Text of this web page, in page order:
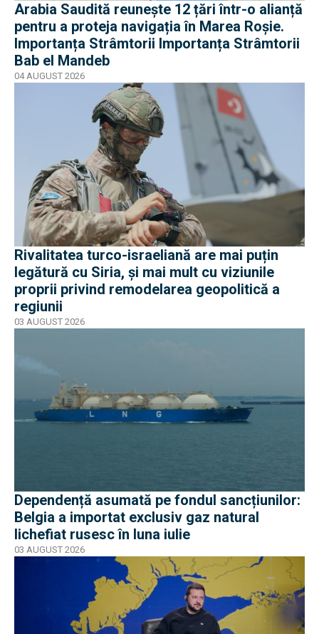
Arabia Saudită reunește 12 țări într-o alianță
pentru a proteja navigația în Marea Roșie.
Importanța Strâmtorii Importanța Strâmtorii
Bab el Mandeb
04 AUGUST 2026
Rivalitatea turco-israeliană are mai puțin
legătură cu Siria, și mai mult cu viziunile
proprii privind remodelarea geopolitică a
regiunii
03 AUGUST 2026
Dependență asumată pe fondul sancțiunilor:
Belgia a importat exclusiv gaz natural
lichefiat rusesc în luna iulie
03 AUGUST 2026